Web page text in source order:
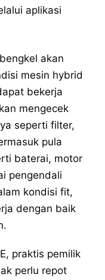
aplikasi
akan
mesin hybrid
bekerja
mengecek
seperti filter,
pula
baterai, motor
pengendali
kondisi fit,
dengan baik
praktis pemilik
perlu repot